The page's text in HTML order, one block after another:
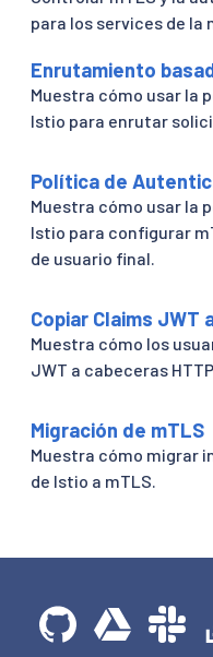
para los services de la
Enrutamiento
Muestra cómo usar la
Istio para enrutar
Política de
Muestra cómo usar la
Istio para configurar
de usuario final.
Copiar Claims JWT
Muestra cómo los
JWT a cabeceras HTTP.
Migración de mTLS
Muestra cómo migrar
de Istio a mTLS.